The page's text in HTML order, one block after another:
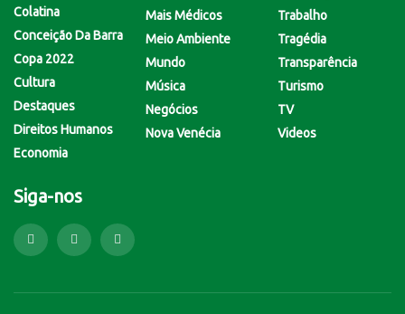
Colatina
Conceição Da Barra
Copa 2022
Cultura
Destaques
Direitos Humanos
Economia
Mais Médicos
Meio Ambiente
Mundo
Música
Negócios
Nova Venécia
Trabalho
Tragédia
Transparência
Turismo
TV
Videos
Siga-nos